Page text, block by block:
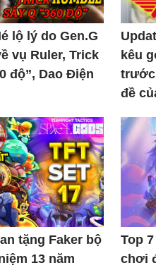
lộ lý do Gen.G
vụ Ruler, Trick
độ”, Dao Điện
kêu
trước
đề
tặng Faker bộ
13 năm
Top
chơi